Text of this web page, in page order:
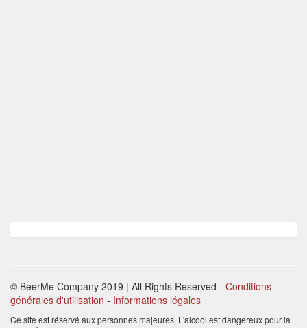
© BeerMe Company 2019 | All Rights Reserved - Conditions
générales d'utilisation - Informations légales
Ce site est réservé aux personnes majeures. L'alcool est dangereux pour la